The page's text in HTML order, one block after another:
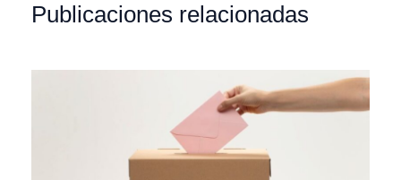
Publicaciones relacionadas